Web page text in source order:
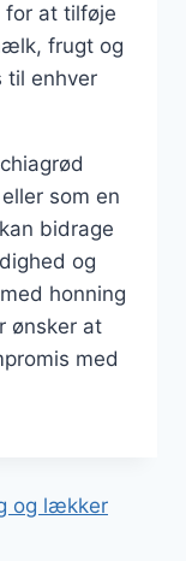
at tilføje
frugt og
til enhver
som en
bidrage
og
honning
ønsker at
med
og lækker